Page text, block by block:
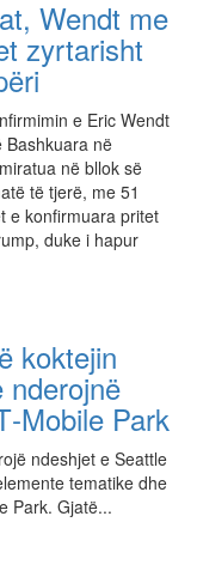
Wendt me
zyrtarisht
e Eric Wendt
Bashkuara në
në bllok së
të tjerë, me 51
e konfirmuara pritet
duke i hapur
koktejin
nderojnë
Park
ndeshjet e Seattle
tematike dhe
Park. Gjatë...